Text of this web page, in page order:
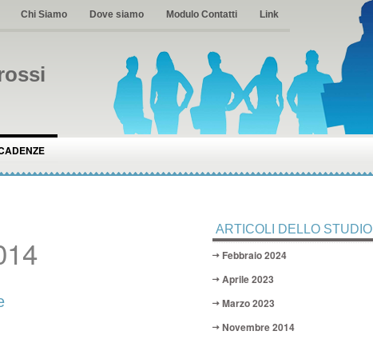
Chi Siamo Dove siamo Modulo Contatti Link
ARTICOLI DELLO STUDIO
Febbraio 2024
Aprile 2023
Marzo 2023
Novembre 2014